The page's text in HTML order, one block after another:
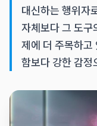
대신하는 행위자
자체보다 그 도구
제에 더 주목하고
함보다 강한 감정